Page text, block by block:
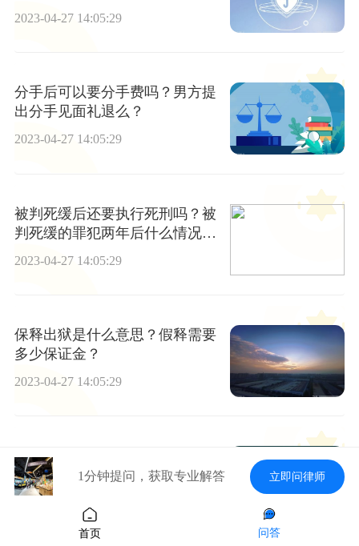
2023-04-27 14:05:29
分手后可以要分手费吗？男方提
出分手见面礼退么？
2023-04-27 14:05:29
被判死缓后还要执行死刑吗？被
判死缓的罪犯两年后什么情况下
2023-04-27 14:05:29
保释出狱是什么意思？假释需要
多少保证金？
2023-04-27 14:05:29
诉讼时效中断的事由有哪些?诉
讼时效中止和中断的区别有哪
些?
1分钟提问，获取专业解答 立即问律师
首页 问答